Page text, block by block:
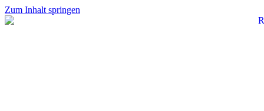
Zum Inhalt springen